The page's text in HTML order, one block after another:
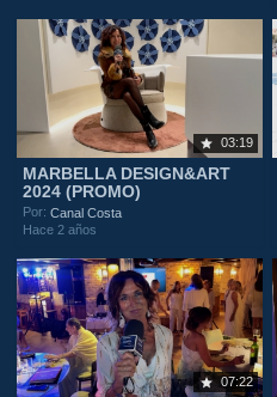
03:19
MARBELLA DESIGN&ART
2024 (PROMO)
Por:Canal Costa
Hace 2 años
07:22